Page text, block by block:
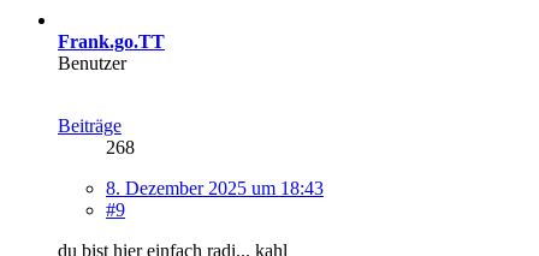
Frank.go.TT
Benutzer
Beiträge
268
8. Dezember 2025 um 18:43
#9
du bist hier einfach radi... kahl